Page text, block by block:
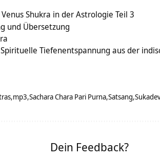
Shukra in der Astrologie Teil 3
und Übersetzung
Tiefenentspannung aus der
mp3 Sachara Chara Pari Purna Satsang
Dein Feedback?